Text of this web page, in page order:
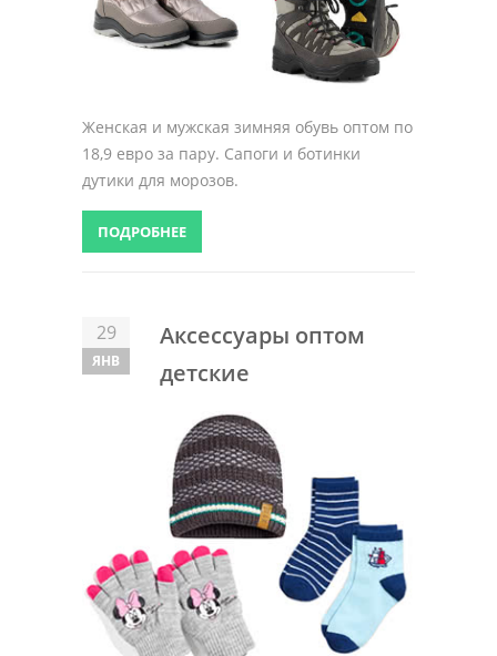
Женская и мужская зимняя обувь оптом по
18,9 евро за пару. Сапоги и ботинки
дутики для морозов.
ПОДРОБНЕЕ
29
ЯНВ
Аксессуары оптом
детские